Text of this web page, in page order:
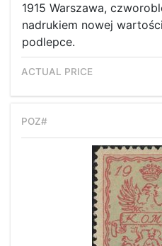
1915 Warszawa,
nadrukiem nowej
podlepce.